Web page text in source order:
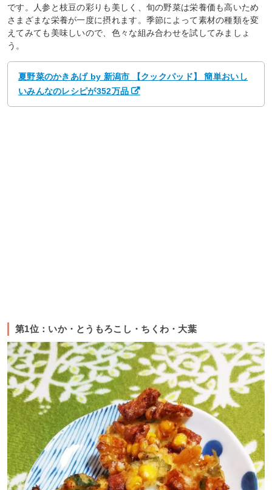
です。人参と枝豆の彩りも美しく、旬の野菜は栄養価も高いため
さまざまな栄養が一度に摂れます。季節によって素材の種類を変
えてみても美味しいので、色々な組み合わせを試してみましょ
う。
夏野菜のかきあげ by 新潟市 【クックパッド】 簡単おいし
いみんなのレシピが352万品
第1位：いか・とうもろこし・ちくわ・大葉